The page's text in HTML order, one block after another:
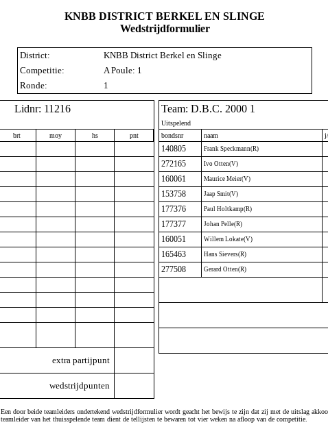
KNBB DISTRICT BERKEL EN SLINGE
Wedstrijdformulier
District:
KNBB District Berkel en Slinge
Competitie:
A Poule: 1
Ronde:
1
Lidnr: 11216
brt moy hs pnt
extra partijpunt
wedstrijdpunten
Team: D.B.C. 2000 1
Uitspelend
bondsnr
naam
140805 Frank Speckmann(R)
272165 Ivo Otten(V)
160061 Maurice Meier(V)
153758 Jaap Smit(V)
177376 Paul Holtkamp(R)
177377 Johan Pelle(R)
160051 Willem Lokate(V)
165463 Hans Sievers(R)
277508 Gerard Otten(R)
Een door beide teamleiders ondertekend wedstrijdformulier wordt geacht het bewijs te zijn dat zij met de uitslag
teamleider van het thuisspelende team dient de tellijsten te bewaren tot vier weken na afloop van de competitie.